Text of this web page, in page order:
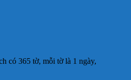
có 365 tờ, mỗi tờ là 1 ngày,